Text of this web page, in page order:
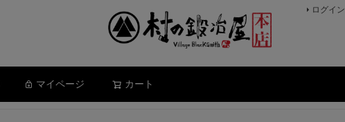
ログイン
マイページ カート